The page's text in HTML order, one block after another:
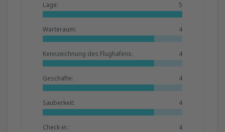
Lage: 5
Warteraum: 4
Kennzeichnung des Flughafens: 4
Geschäfte: 4
Sauberkeit: 4
Check-in : 4